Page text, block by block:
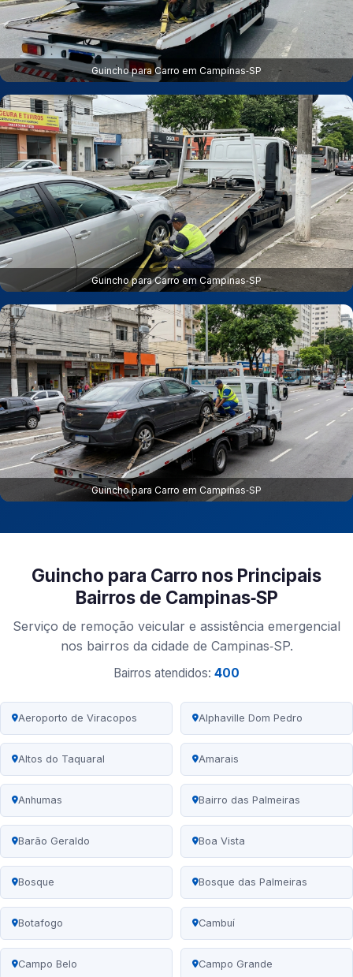
Guincho para Carro em Campinas‑SP
Guincho para Carro em Campinas‑SP
Guincho para Carro em Campinas‑SP
Guincho para Carro nos Principais
Bairros de Campinas‑SP
Serviço de remoção veicular e assistência emergencial
nos bairros da cidade de Campinas‑SP.
Bairros atendidos: 400
Aeroporto de Viracopos Alphaville Dom Pedro
Altos do Taquaral Amarais
Anhumas Bairro das Palmeiras
Barão Geraldo Boa Vista
Bosque Bosque das Palmeiras
Botafogo Cambuí
Campo Belo Campo Grande